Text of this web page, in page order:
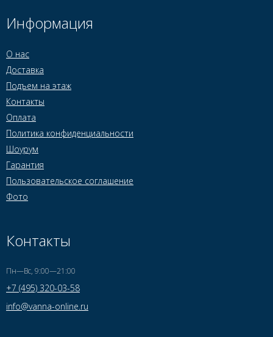
Информация
О нас
Доставка
Подъем на этаж
Контакты
Оплата
Политика конфиденциальности
Шоурум
Гарантия
Пользовательское соглашение
Фото
Контакты
Пн—Вс, 9:00—21:00
+7 (495) 320-03-58
info@vanna-online.ru